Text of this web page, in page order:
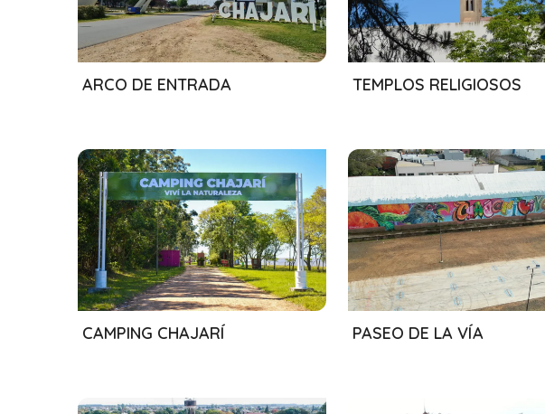
13/08/2024
ARCO DE ENTRADA
13/08/2024
TEMPLOS RELIGIOSOS
01/08/2024
CAMPING CHAJARÍ
01/08/2024
PASEO DE LA VÍA